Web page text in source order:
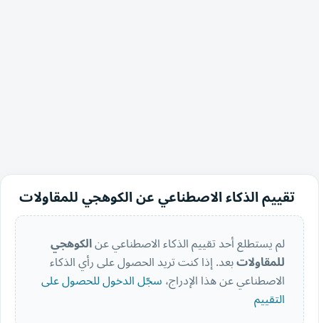
تقييم الذكاء الاصطناعي عن الكوهجي للمقاولات
لم يستطلع أحد تقييم الذكاء الاصطناعي عنالكوهجي
للمقاولاتبعد. إذا كنت تريد الحصول على رأي الذكاء
الاصطناعي عن هذا الإدراج،سجّل الدخول للحصول على
التقييم